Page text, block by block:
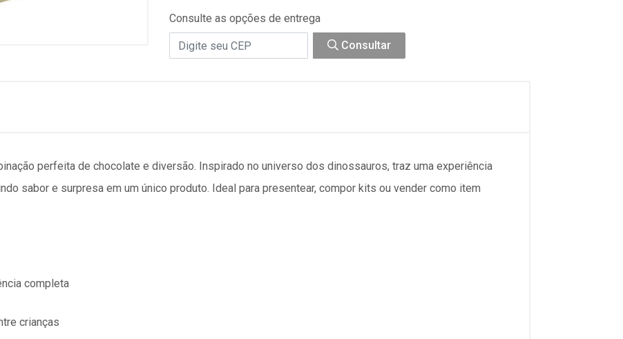
Consulte as opções de entrega
Consultar
perfeita de chocolate e diversão. Inspirado no universo dos dinossauros, traz uma experiência
sabor e surpresa em um único produto. Ideal para presentear, compor kits ou vender como item
completa
crianças